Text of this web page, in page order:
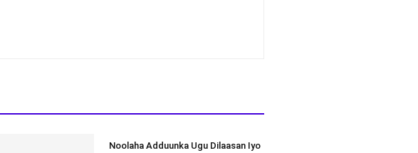
Noolaha Adduunka Ugu Dilaasan Iyo